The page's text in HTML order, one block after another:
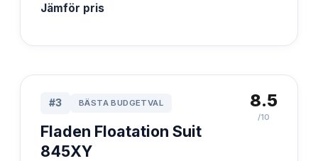
Jämför pris
#3 BÄSTA BUDGETVAL
Fladen Floatation Suit
845XY
8.5
/10